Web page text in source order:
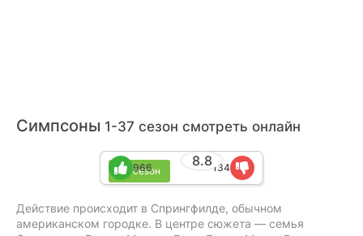
Симпсоны 1-37 сезон смотреть онлайн
37 сезон
8.8
966 134
Действие происходит в Спрингфилде, обычном
американском городке. В центре сюжета — семья